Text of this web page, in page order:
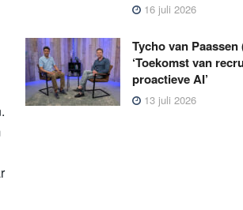
16 juli 2026
Tycho van Paassen
‘Toekomst van
proactieve AI’
13 juli 2026